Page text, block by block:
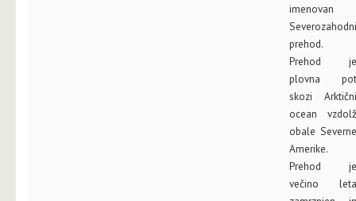
imenovan
Severozahodni
prehod.
Prehod je
plovna pot
skozi Arktični
ocean vzdolž
obale Severne
Amerike.
Prehod je
večino leta